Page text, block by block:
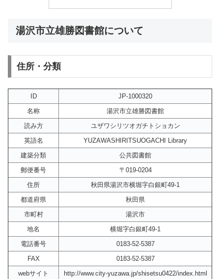
湯沢市立雄勝図書館について
住所・分類
ID
JP-1000320
名称
湯沢市立雄勝図書館
読み方
ユザワシリツオガチトショカン
英語名
YUZAWASHIRITSUOGACHI Library
建築分類
公共図書館
郵便番号
〒019-0204
住所
秋田県湯沢市横堀字白銀町49-1
都道府県
秋田県
市町村
湯沢市
地名
横堀字白銀町49-1
電話番号
0183-52-5387
FAX
0183-52-5387
webサイト
http://www.city-yuzawa.jp/shisetsu0422/index.html